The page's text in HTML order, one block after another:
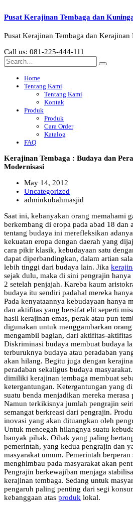
Pusat Kerajinan Tembaga dan
Pusat Kerajinan Tembaga dan
Call us: 081-225-444-111
Home
Tentang Kami
Tentang Kami
Kontak
Produk
Produk
Cara Order
Katalog
FAQ
Kerajinan Tembaga : Budaya dan
Modernisasi
May 14, 2012
Uncategorized
adminkubahmasjid
Saat ini, kebanyakan orang memahami
berkembang di eropa pada abad 18 dan
tentang budaya ini merefleksikan
kekuatan eropa dengan daerah yang
cara pikir klasik, kebudayaan satu
dapat diperbandingkan, dalam artian
lebih tinggi dari budaya lain. Jika
sejak dulu, maka di sini pengrajin hanya
2 setelah penjajah. Kareba kaum
budaya itu sendiri padahal mereka
Pada kenyataannya kebudayaan hanya
dan aktifitas yang bersifat elit seperti
hasil kerajinan emas, perak atau pun
digunakan untuk menggambarkan
mengambil bagian, dari aktifitas-aktifitas
Diskriminasi budaya membuat budaya
terburuknya budaya atau peradaban
akan hilang. Begitu juga dengan
peradaban sekaligus budaya
dimiliki kerajinan tembaga membuat
ketergantungan. Ketergantungan yang
suatu benda menjadikan mereka merasa
Namun terkikisnya jumlah pengrajin
semangat berkreasi dari pengrajin.
inovasi yang akan dituangkan oleh
Untuk mencegah hilangnya suatu
banyak pihak. Oihak yang paling
pemerintah, yang kedua pengrajin dan
masyarakat umum. Pemerintah berperan
menghimbau pada masyarakat akan
Pengrajin berkewajiban menjaga
kerajinan tembaga. Sedang untuk
pengaruh paling penting dari segi
kebanggaan atas produk lokal.